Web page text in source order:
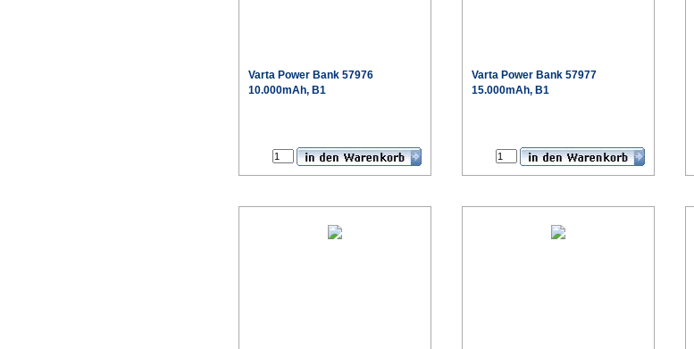
Varta Power Bank 57976
10.000mAh, B1
Varta Power Bank 57977
15.000mAh, B1